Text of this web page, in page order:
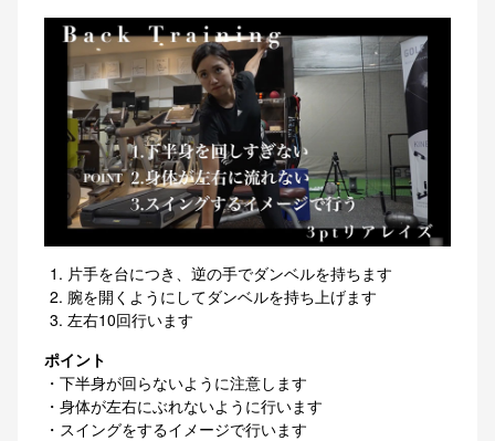
片手を台につき、逆の手でダンベルを持ちます
腕を開くようにしてダンベルを持ち上げます
左右10回行います
ポイント
・下半身が回らないように注意します
・身体が左右にぶれないように行います
・スイングをするイメージで行います